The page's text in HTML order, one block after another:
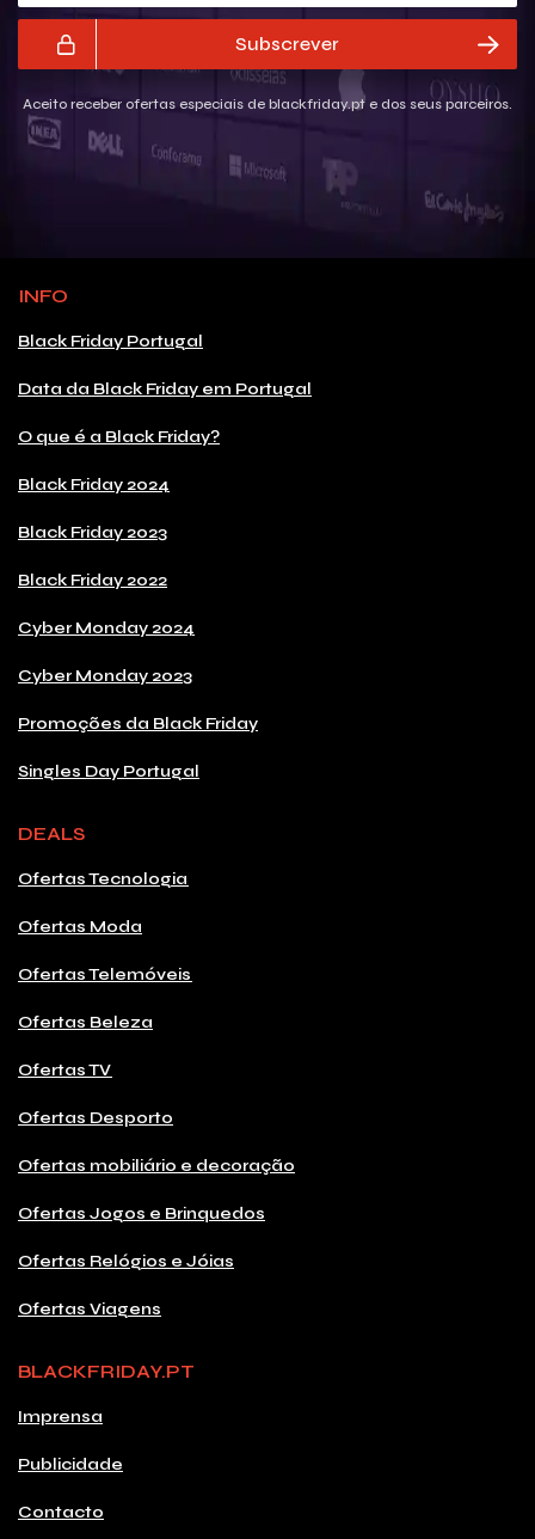
Subscrever
Aceito receber ofertas especiais de blackfriday.pt e dos seus parceiros.
INFO
Black Friday Portugal
Data da Black Friday em Portugal
O que é a Black Friday?
Black Friday 2024
Black Friday 2023
Black Friday 2022
Cyber Monday 2024
Cyber Monday 2023
Promoções da Black Friday
Singles Day Portugal
DEALS
Ofertas Tecnologia
Ofertas Moda
Ofertas Telemóveis
Ofertas Beleza
Ofertas TV
Ofertas Desporto
Ofertas mobiliário e decoração
Ofertas Jogos e Brinquedos
Ofertas Relógios e Jóias
Ofertas Viagens
BLACKFRIDAY.PT
Imprensa
Publicidade
Contacto